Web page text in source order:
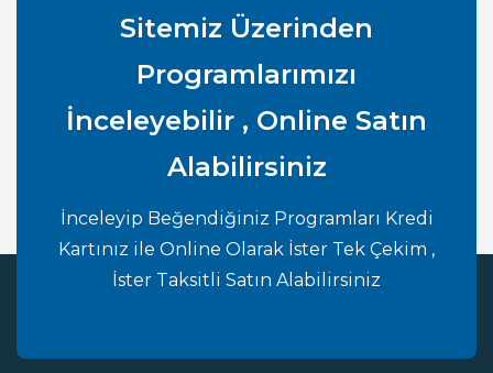
Sitemiz Üzerinden
Programlarımızı
İnceleyebilir , Online Satın
Alabilirsiniz
İnceleyip Beğendiğiniz Programları Kredi
Kartınız ile Online Olarak İster Tek Çekim ,
İster Taksitli Satın Alabilirsiniz